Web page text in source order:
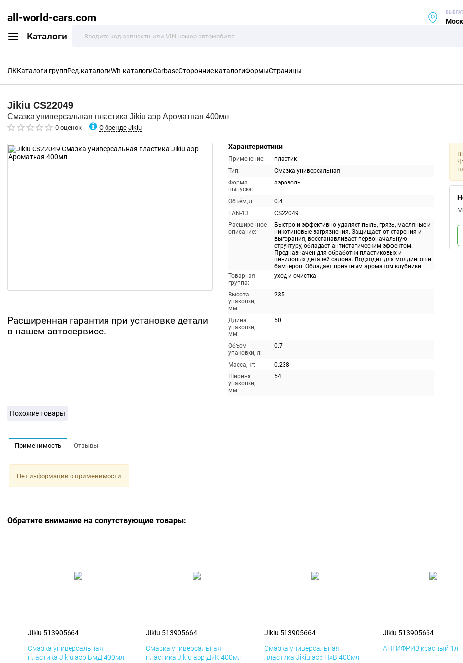
all-world-cars.com
Каталоги
ЛККаталоги группРед.каталогиWh-каталогиCarbaseСторонние каталогиФормыСтраницы
Jikiu CS22049
Смазка универсальная пластика Jikiu аэр Ароматная 400мл
0 оценок О бренде Jikiu
Расширенная гарантия при установке детали
в нашем автосервисе.
Характеристики
Применение:
пластик
Тип:
Смазка универсальная
Форма
выпуска:
аэрозоль
Объём, л:
0.4
EAN-13:
CS22049
Расширенное
описание:
Быстро и эффективно удаляет пыль, грязь, масляные и
никотиновые загрязнения. Защищает от старения и
выгорания, восстанавливает первоначальную
структуру, обладает антистатическим эффектом.
Предназначен для обработки пластиковых и
виниловых деталей салона. Подходит для молдингов и
бамперов. Обладает приятным ароматом клубники.
Товарная
группа:
уход и очистка
Высота
упаковки,
мм:
235
Длина
упаковки,
мм:
50
Объем
упаковки, л:
0.7
Масса, кг:
0.238
Ширина
упаковки,
мм:
54
Похожие товары
Применимость Отзывы
Нет информации о применимости
Обратите внимание на сопутствующие товары:
Jikiu 513905664
Смазка универсальная
пластика Jikiu аэр БмД 400мл
Jikiu 513905664
Смазка универсальная
пластика Jikiu аэр ДиК 400мл
Jikiu 513905664
Смазка универсальная
пластика Jikiu аэр ПхВ 400мл
Jikiu 513905664
АНТИФРИЗ красный 1л.